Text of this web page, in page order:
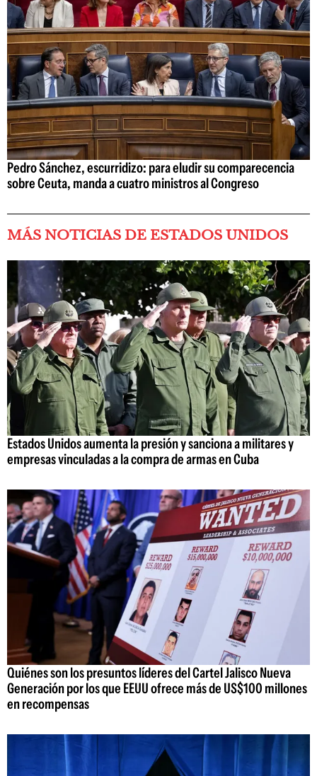
Pedro Sánchez, escurridizo: para eludir su comparecencia
sobre Ceuta, manda a cuatro ministros al Congreso
MÁS NOTICIAS DE ESTADOS UNIDOS
Estados Unidos aumenta la presión y sanciona a militares y
empresas vinculadas a la compra de armas en Cuba
Quiénes son los presuntos líderes del Cartel Jalisco Nueva
Generación por los que EEUU ofrece más de US$100 millones
en recompensas